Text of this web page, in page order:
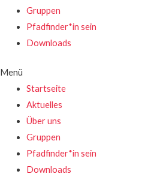
Gruppen
Pfadfinder*in sein
Downloads
Menü
Startseite
Aktuelles
Über uns
Gruppen
Pfadfinder*in sein
Downloads